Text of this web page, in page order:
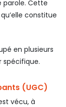
parole. Cette
constitue
en plusieurs
spécifique.
(UGC)
vécu, à